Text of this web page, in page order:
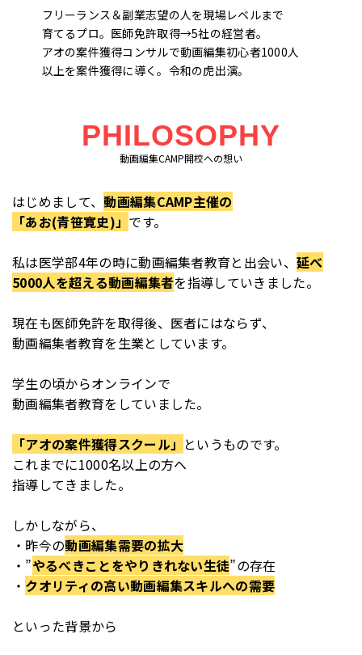
フリーランス＆副業志望の人を現場レベルまで
育てるプロ。医師免許取得→5社の経営者。
アオの案件獲得コンサルで動画編集初心者1000人
以上を案件獲得に導く。令和の虎出演。
PHILOSOPHY
動画編集CAMP開校への想い
はじめまして、動画編集CAMP主催の
「あお(青笹寛史)」 です。
私は医学部4年の時に動画編集者教育と出会い、延べ
5000人を超える動画編集者を指導していきました。
現在も医師免許を取得後、医者にはならず、
動画編集者教育を生業としています。
学生の頃からオンラインで
動画編集者教育をしていました。
「アオの案件獲得スクール」 というものです。
これまでに1000名以上の方へ
指導してきました。
しかしながら、
・昨今の動画編集需要の拡大
・”やるべきことをやりきれない生徒”の存在
・ クオリティの高い動画編集スキルへの需要
といった背景から